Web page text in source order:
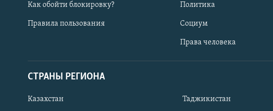
Как обойти блокировку?
Правила пользования
Политика
Социум
Права человека
СТРАНЫ РЕГИОНА
Казахстан Таджикистан